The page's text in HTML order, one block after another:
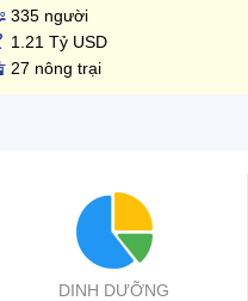
335 người
1.21 Tỷ USD
27 nông trại
DINH DƯỠNG